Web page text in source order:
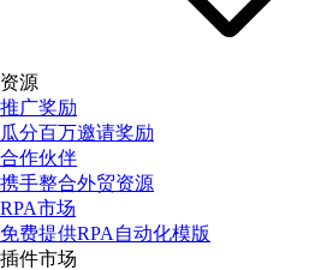
资源
推广奖励
瓜分百万邀请奖励
合作伙伴
携手整合外贸资源
RPA市场
免费提供RPA自动化模版
插件市场